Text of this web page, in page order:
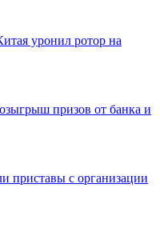
уронил ротор на
призов от банка и
приставы с организации